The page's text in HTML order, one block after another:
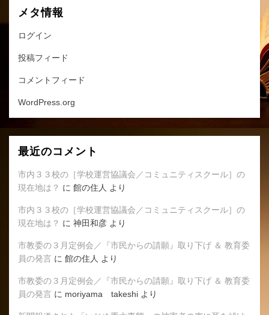
メタ情報
ログイン
投稿フィード
コメントフィード
WordPress.org
最近のコメント
市内３３校の［学校運営協議会／コミュニティスクール］の
現在地は？ に 館の住人 より
市内３３校の［学校運営協議会／コミュニティスクール］の
現在地は？ に 神田和彦 より
市教委の３月定例会／『市民からの請願』取り下げ ＆ 教育委
員の発言 に 館の住人 より
市教委の３月定例会／『市民からの請願』取り下げ ＆ 教育委
員の発言 に moriyama takeshi より